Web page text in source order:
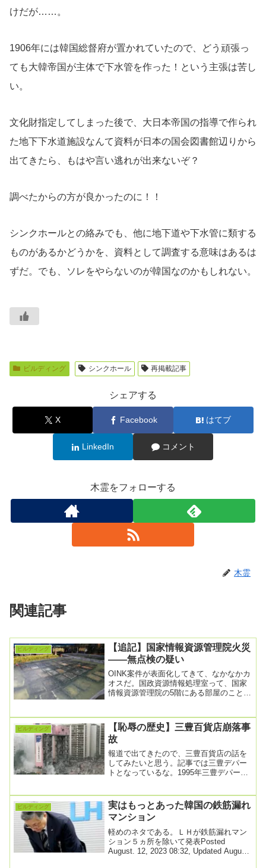
けだが……。
1906年には韓国総督府が置かれていたので、どう頑張っ
ても大韓帝国が主体で下水管を作った！という主張は苦し
い。
文化財指定してしまった後で、大日本帝国の指導で作られ
た地下下水道施設なんて資料が日本の国会図書館辺りから
出てきたら、もはや言い逃れが出来ないぞ？
調べたからの方が良かったのに！！
シンクホールとの絡みでも、他に地下道や下水管に類する
ものがあるかどうかを、資料として調査する意味はあるは
ずだ。でも、ソレをやらないのが韓国なのかもしれない。
ビルディング シンクホール 再掲載記事
シェアする
X Facebook はてブ
LinkedIn コメント
木霊をフォローする
木霊
関連記事
ビルディング
【追記】国家情報資源管理院火災
――無点検の疑い
OINK案件が表面化してきて、なかなかカ
オスだ。国政資源情報処理室って、国家
情報資源管理院の5階にある部屋のことだ
ビルディング
【恥辱の歴史】三豊百貨店崩落事
故
報道で出てきたので、三豊百貨店の話を
してみたいと思う。記事では三豊デパー
トとなっているな。1995年三豊デパート
ビルディング
実はもっとあった韓国の鉄筋漏れ
マンション
軽めのネタである。ＬＨが鉄筋漏れマン
ション５ヵ所を除いて発表Posted
August. 12, 2023 08:32, Updated August.